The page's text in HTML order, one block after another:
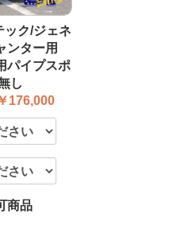
ック/ジェネ
ンター用
パイプスポ
し
176,000
商品